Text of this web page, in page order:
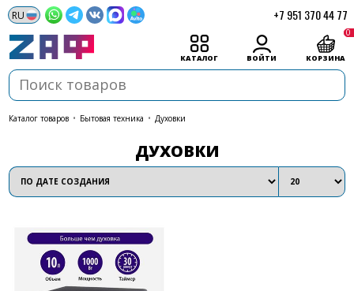
+7 951 370 44 77
КАТАЛОГ ВОЙТИ КОРЗИНА
0
каталог товаров • Бытовая техника • Духовки
ДУХОВКИ